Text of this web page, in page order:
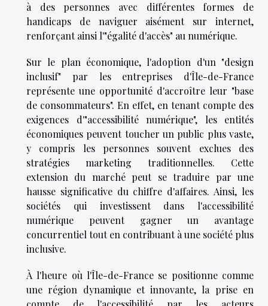
à des personnes avec différentes formes de
handicaps de naviguer aisément sur internet,
renforçant ainsi l'"égalité d'accès" au numérique.
Sur le plan économique, l'adoption d'un "design
inclusif" par les entreprises d'Île-de-France
représente une opportunité d'accroître leur "base
de consommateurs". En effet, en tenant compte des
exigences d'"accessibilité numérique", les entités
économiques peuvent toucher un public plus vaste,
y compris les personnes souvent exclues des
stratégies marketing traditionnelles. Cette
extension du marché peut se traduire par une
hausse significative du chiffre d'affaires. Ainsi, les
sociétés qui investissent dans l'accessibilité
numérique peuvent gagner un avantage
concurrentiel tout en contribuant à une société plus
inclusive.
À l'heure où l'Île-de-France se positionne comme
une région dynamique et innovante, la prise en